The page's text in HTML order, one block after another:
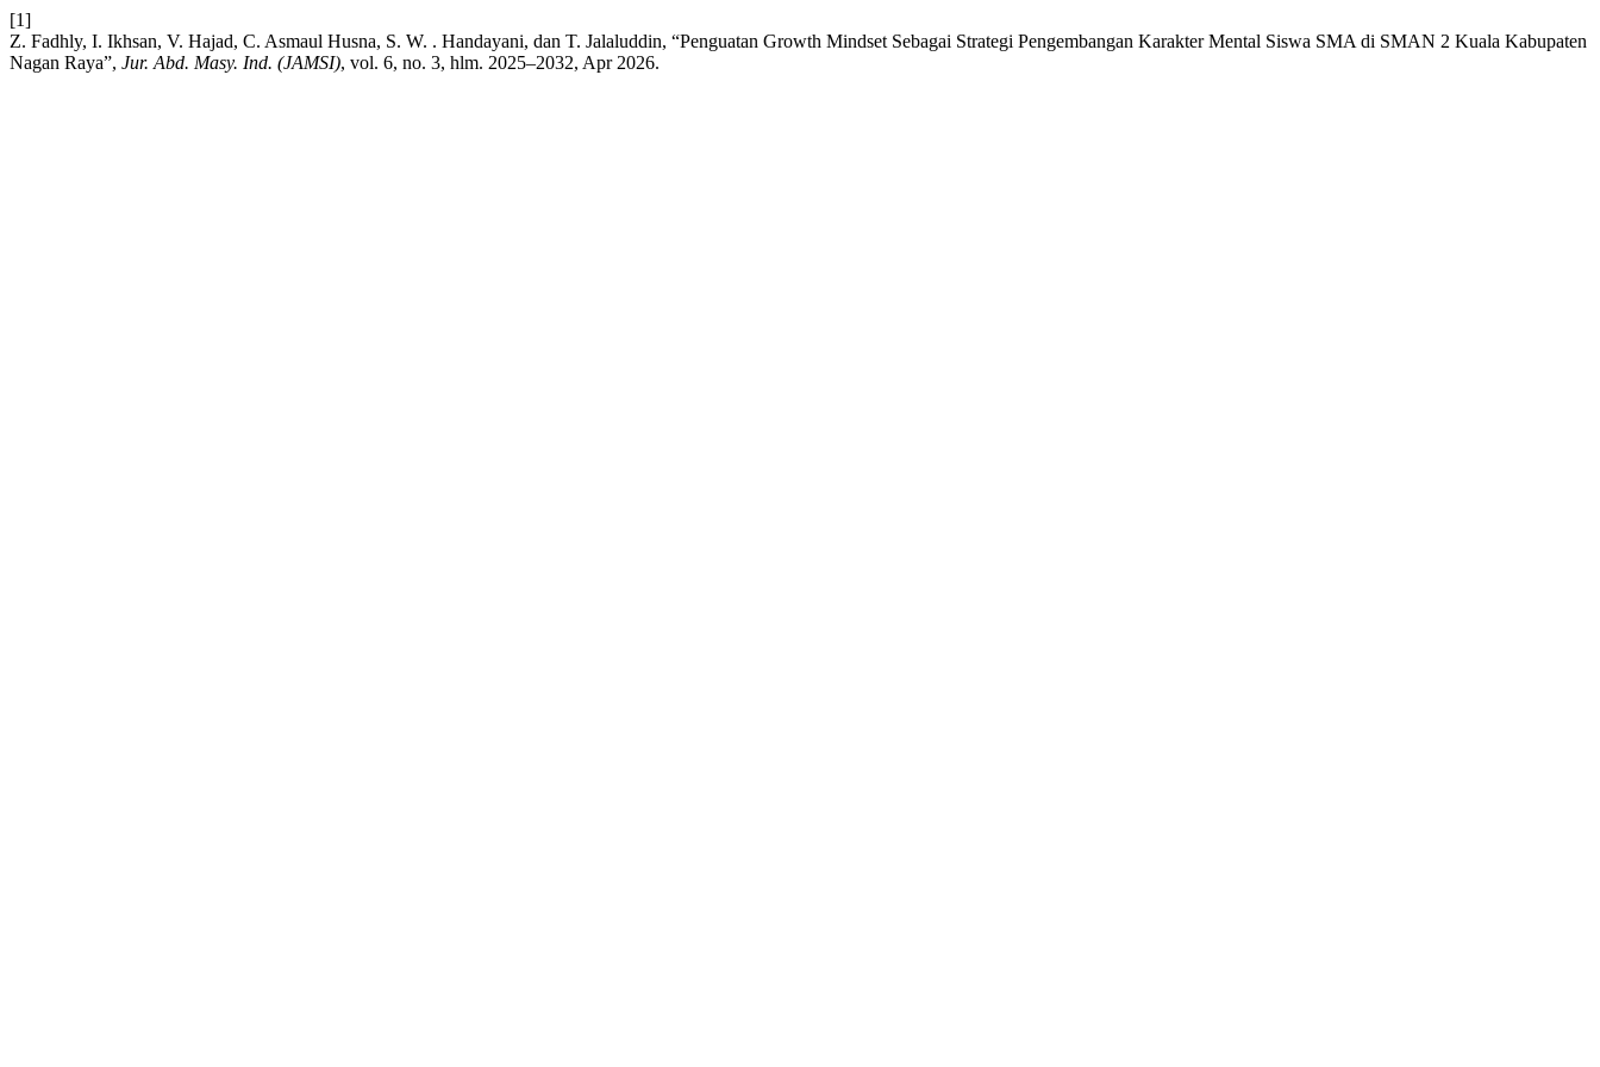
[1]
Z. Fadhly, I. Ikhsan, V. Hajad, C. Asmaul Husna, S. W. . Handayani, dan T. Jalaluddin, “Penguatan Growth Mindset Sebagai Strategi Pengembangan Karakter Mental Siswa SMA di SMAN 2 Kuala Kabupaten
Nagan Raya”, Jur. Abd. Masy. Ind. (JAMSI), vol. 6, no. 3, hlm. 2025–2032, Apr 2026.